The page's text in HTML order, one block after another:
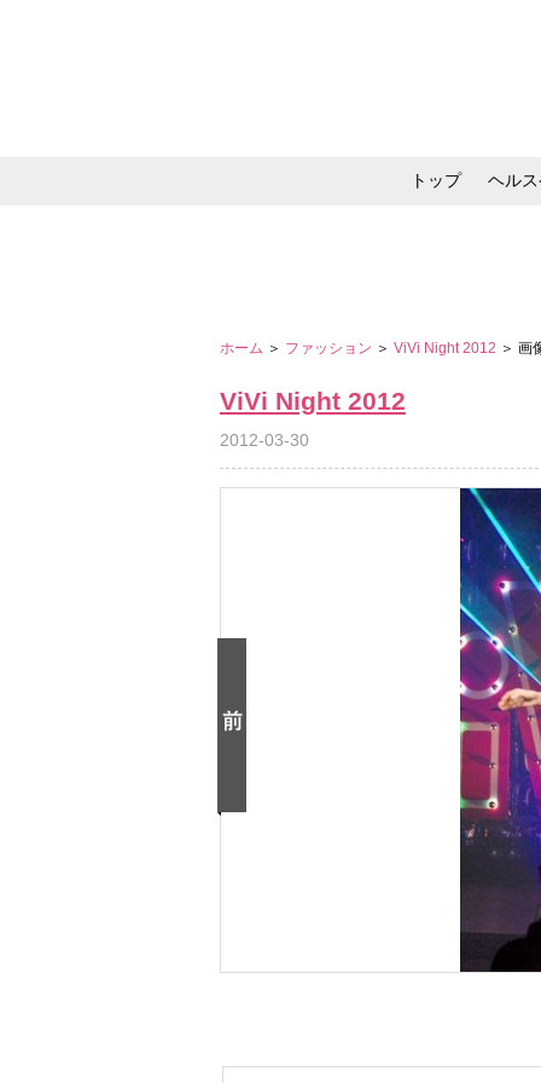
トップ ヘル
ホーム ＞ ファッション ＞ ViVi Night 2012 ＞ 画
ViVi Night 2012
2012-03-30